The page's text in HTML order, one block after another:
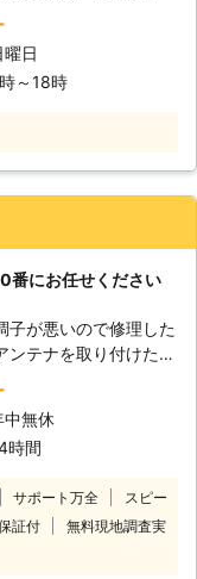
単純なものではありま
は電波を受信するもの
アンテナは指向性のも
波が飛んでくる方向に
ので正しく向けるのは
、知識と経験を活かし
なこと】 今の時代は
る事も多いですが、
関して言えばそれはあ
ません。まず、アンテ
作業です。例えば2階
作業となりますと、そ
トル弱に達します。そ
れば、打ち所が悪けれ
す。 また、前述のよ
事は正しく受信できる
曜日
～18時
番にお任せください
子が悪いので修理した
ンテナを取り付けた
洒落なデザインアンテ
。 アンテナのことで
のお客様がおりました
番までお気軽にご相
おりますので、お客様
に対応させていただき
充実のサポートを実
中無休
時間
サポート万全
スピー
証付
無料現地調査実